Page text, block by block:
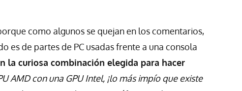
como algunos se quejan en los comentarios,
es de partes de PC usadas frente a una consola
la curiosa combinación elegida para hacer
AMD con una GPU Intel, ¡lo más impío que existe